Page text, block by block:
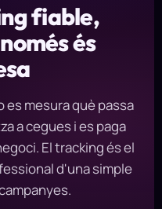
fiable,
és
es mesura què passa
a cegues i es paga
El tracking és el
d'una simple